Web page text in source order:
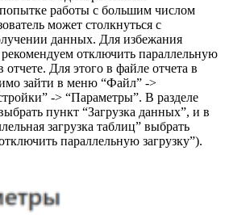
работы с большим числом
может столкнуться с
данных. Для избежания
отключить параллельную
отчете. Для этого в файле отчета в
зайти в меню “Файл” ->
-> “Параметры”. В разделе
пункт “Загрузка данных”, и в
загрузка таблиц” выбрать
параллельную загрузку”).